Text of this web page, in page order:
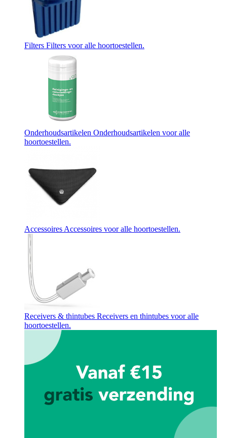
Filters Filters voor alle hoortoestellen.
Onderhoudsartikelen Onderhoudsartikelen voor alle
hoortoestellen.
AccessoiresAccessoires voor alle hoortoestellen.
Receivers & thintubes Receivers en thintubes voor alle
hoortoestellen.